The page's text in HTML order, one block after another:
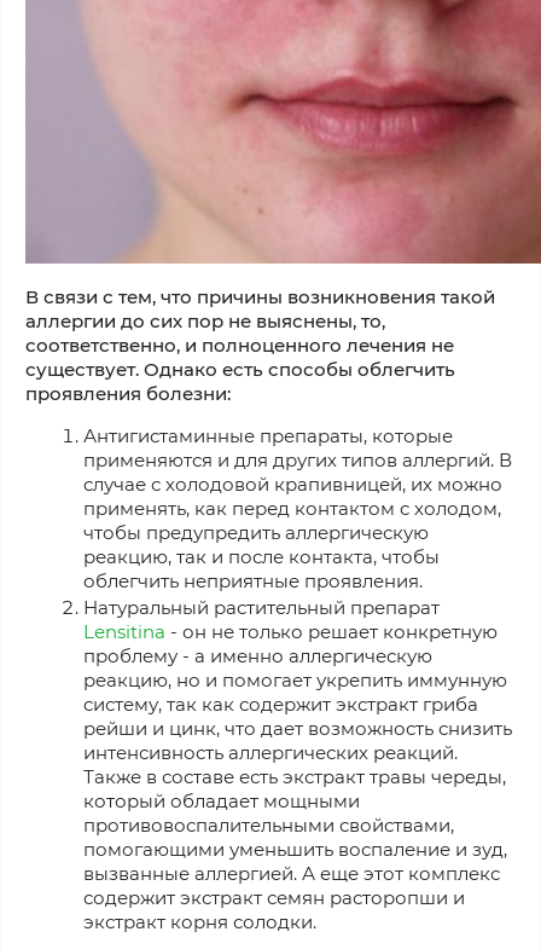
В связи с тем, что причины возникновения такой
аллергии до сих пор не выяснены, то,
соответственно, и полноценного лечения не
существует. Однако есть способы облегчить
проявления болезни:
Антигистаминные препараты, которые
применяются и для других типов аллергий. В
случае с холодовой крапивницей, их можно
применять, как перед контактом с холодом,
чтобы предупредить аллергическую
реакцию, так и после контакта, чтобы
облегчить неприятные проявления.
Натуральный растительный препарат
Lensitina - он не только решает конкретную
проблему - а именно аллергическую
реакцию, но и помогает укрепить иммунную
систему, так как содержит экстракт гриба
рейши и цинк, что дает возможность снизить
интенсивность аллергических реакций.
Также в составе есть экстракт травы череды,
который обладает мощными
противовоспалительными свойствами,
помогающими уменьшить воспаление и зуд,
вызванные аллергией. А еще этот комплекс
содержит экстракт семян расторопши и
экстракт корня солодки.